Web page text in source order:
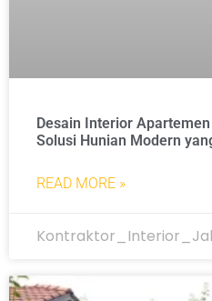
Desain Interior
Solusi Hunian Modern
READ MORE »